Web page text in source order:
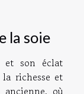
la soie
et son éclat
richesse et
où